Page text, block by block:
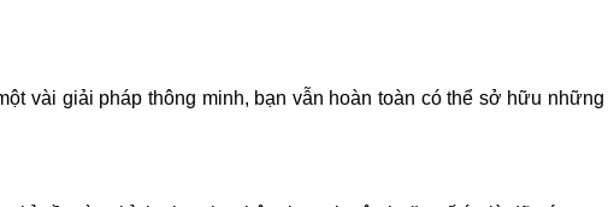
vài giải pháp thông minh, bạn vẫn hoàn toàn có thể sở hữu những